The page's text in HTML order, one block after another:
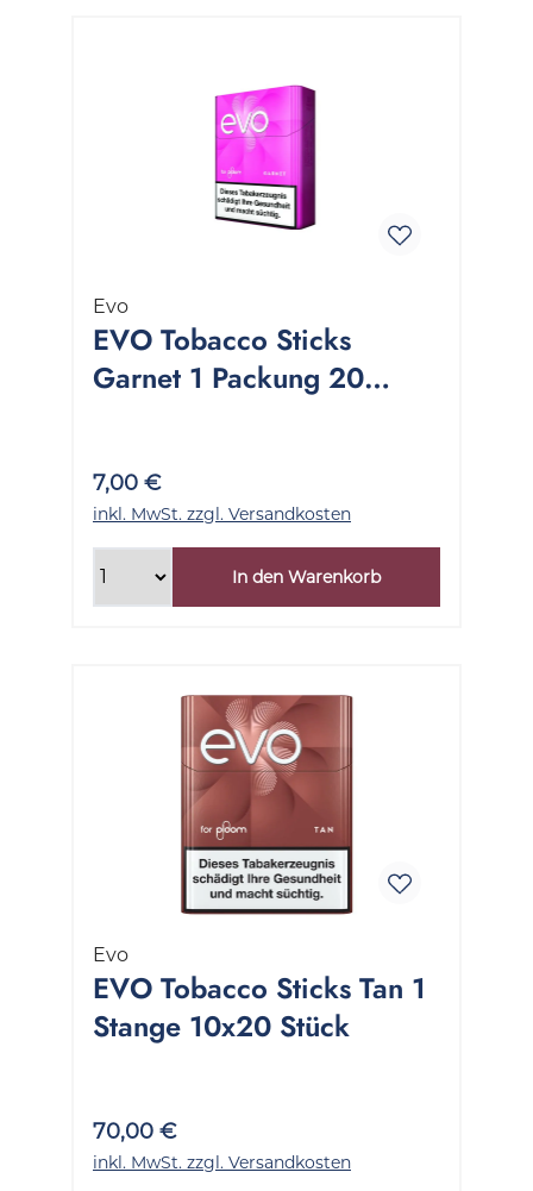
Evo
EVO Tobacco Sticks
Garnet 1 Packung 20
7,00 €
inkl. MwSt. zzgl. Versandkosten
In den Warenkorb
Evo
EVO Tobacco Sticks Tan 1
Stange 10x20 Stück
70,00 €
inkl. MwSt. zzgl. Versandkosten